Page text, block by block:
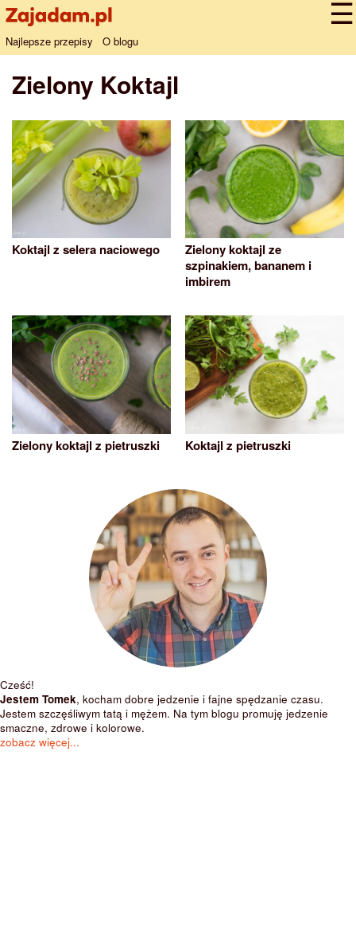
Najlepsze przepisy O blogu
Zielony Koktajl
Koktajl z selera naciowego
Zielony koktajl ze
szpinakiem, bananem i
imbirem
Zielony koktajl z pietruszki Koktajl z pietruszki
Cześć!
Jestem Tomek, kocham dobre jedzenie i fajne spędzanie czasu.
Jestem szczęśliwym tatą i mężem. Na tym blogu promuję jedzenie
smaczne, zdrowe i kolorowe.
zobacz więcej...